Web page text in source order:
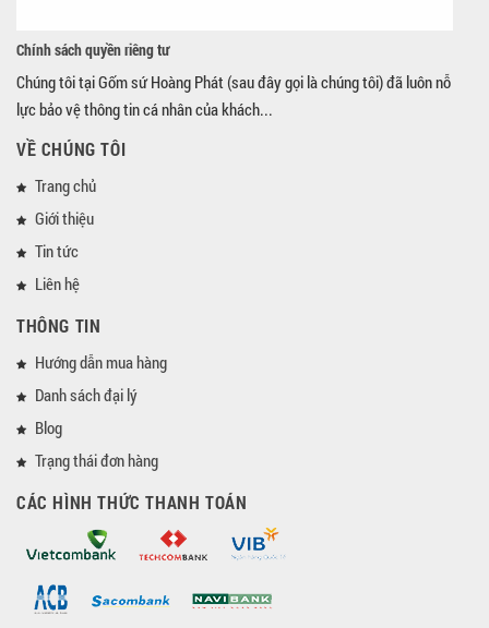
Chính sách quyền riêng tư
Chúng tôi tại Gốm sứ Hoàng Phát (sau đây gọi là chúng tôi) đã luôn nỗ
lực bảo vệ thông tin cá nhân của khách...
VỀ CHÚNG TÔI
Trang chủ
Giới thiệu
Tin tức
Liên hệ
THÔNG TIN
Hướng dẫn mua hàng
Danh sách đại lý
Blog
Trạng thái đơn hàng
CÁC HÌNH THỨC THANH TOÁN